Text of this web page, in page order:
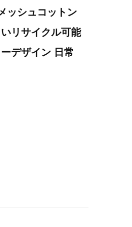
ッシュコットン
リサイクル可能
デザイン 日常